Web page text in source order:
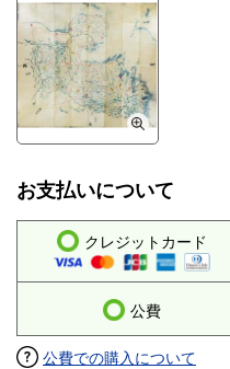
お支払いについて
クレジットカード
公費
公費での購入について